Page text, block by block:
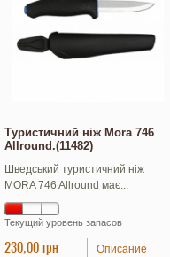
Туристичний ніж Mora 746
Allround.(11482)
Шведський туристичний ніж
MORA 746 Allround має...
Текущий уровень запасов
230,00 грн
Описание